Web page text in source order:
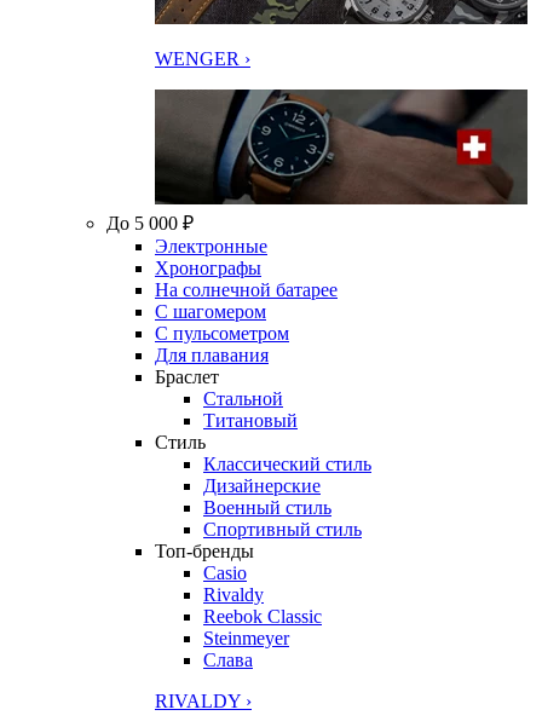
WENGER ›
До 5 000 ₽
Электронные
Хронографы
На солнечной батарее
С шагомером
С пульсометром
Для плавания
Браслет
Стальной
Титановый
Стиль
Классический стиль
Дизайнерские
Военный стиль
Спортивный стиль
Топ-бренды
Casio
Rivaldy
Reebok Classic
Steinmeyer
Слава
RIVALDY ›